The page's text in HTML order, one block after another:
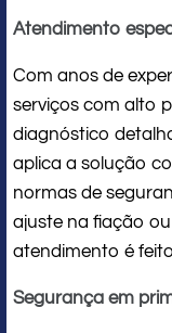
Atendimento
Com anos de
serviços com alto
diagnóstico
aplica a solução
normas de
ajuste na fiação
atendimento é
Segurança em